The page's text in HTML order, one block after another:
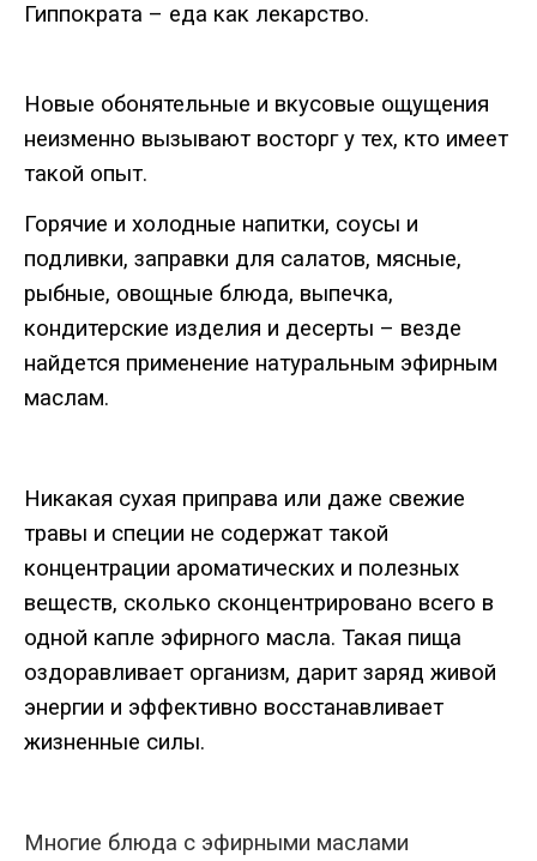
Гиппократа – еда как лекарство.
Новые обонятельные и вкусовые ощущения
неизменно вызывают восторг у тех, кто имеет
такой опыт.
Горячие и холодные напитки, соусы и
подливки, заправки для салатов, мясные,
рыбные, овощные блюда, выпечка,
кондитерские изделия и десерты – везде
найдется применение натуральным эфирным
маслам.
Никакая сухая приправа или даже свежие
травы и специи не содержат такой
концентрации ароматических и полезных
веществ, сколько сконцентрировано всего в
одной капле эфирного масла. Такая пища
оздоравливает организм, дарит заряд живой
энергии и эффективно восстанавливает
жизненные силы.
Многие блюда с эфирными маслами